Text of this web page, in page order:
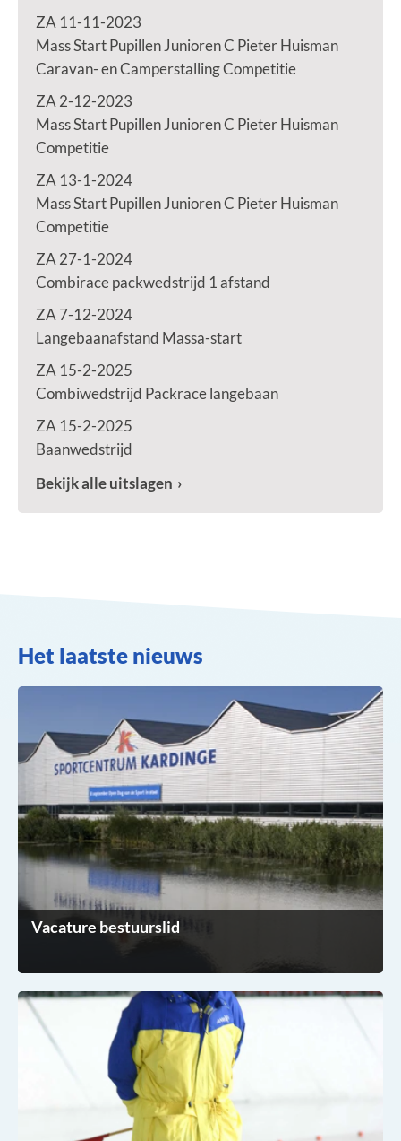
ZA 11-11-2023
Mass Start Pupillen Junioren C Pieter Huisman
Caravan- en Camperstalling Competitie
ZA 2-12-2023
Mass Start Pupillen Junioren C Pieter Huisman
Competitie
ZA 13-1-2024
Mass Start Pupillen Junioren C Pieter Huisman
Competitie
ZA 27-1-2024
Combirace packwedstrijd 1 afstand
ZA 7-12-2024
Langebaanafstand Massa-start
ZA 15-2-2025
Combiwedstrijd Packrace langebaan
ZA 15-2-2025
Baanwedstrijd
Bekijk alle uitslagen
Het laatste nieuws
Vacature bestuurslid